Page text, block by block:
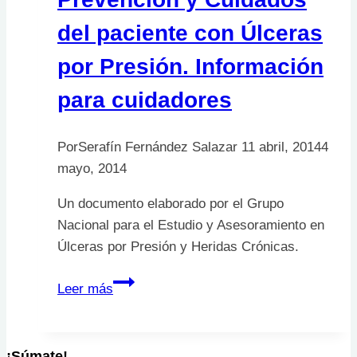
del paciente con Úlceras
por Presión. Información
para cuidadores
PorSerafín Fernández Salazar 11 abril, 20144
mayo, 2014
Un documento elaborado por el Grupo
Nacional para el Estudio y Asesoramiento en
Úlceras por Presión y Heridas Crónicas.
Leer más
Prevención